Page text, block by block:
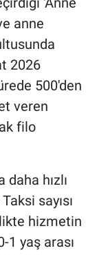
anne
2026
500'den
veren
filo
hızlı
sayısı
hizmetin
1 yaş arası